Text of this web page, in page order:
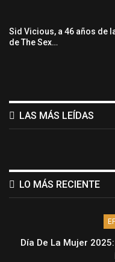
Sid Vicious, a 46 años de
de The Sex…
LAS MÁS LEÍDAS
LO MÁS RECIENTE
Día De La Mujer